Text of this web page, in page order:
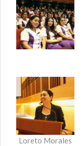
Loreto Morales